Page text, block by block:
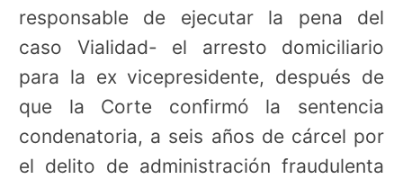
responsable de ejecutar la pena del
caso Vialidad- el arresto domiciliario
para la ex vicepresidente, después de
que la Corte confirmó la sentencia
condenatoria, a seis años de cárcel por
el delito de administración fraudulenta